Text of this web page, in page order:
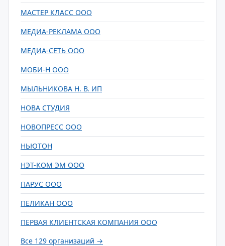
МАСТЕР КЛАСС ООО
МЕДИА-РЕКЛАМА ООО
МЕДИА-СЕТЬ ООО
МОБИ-Н ООО
МЫЛЬНИКОВА Н. В. ИП
НОВА СТУДИЯ
НОВОПРЕСС ООО
НЬЮТОН
НЭТ-КОМ ЭМ ООО
ПАРУС ООО
ПЕЛИКАН ООО
ПЕРВАЯ КЛИЕНТСКАЯ КОМПАНИЯ ООО
Все 129 организаций →